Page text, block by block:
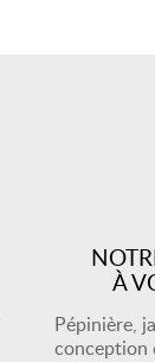
À
Pépinière,
conception